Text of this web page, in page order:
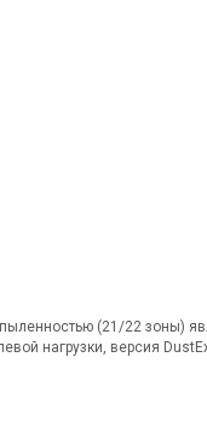
(21/22 зоны)
нагрузки, версия